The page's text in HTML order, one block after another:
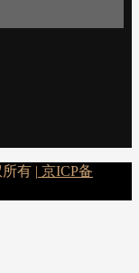
有 | 京ICP备